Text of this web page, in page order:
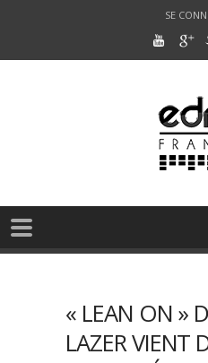
SE
« LEAN ON »
LAZER VIENT